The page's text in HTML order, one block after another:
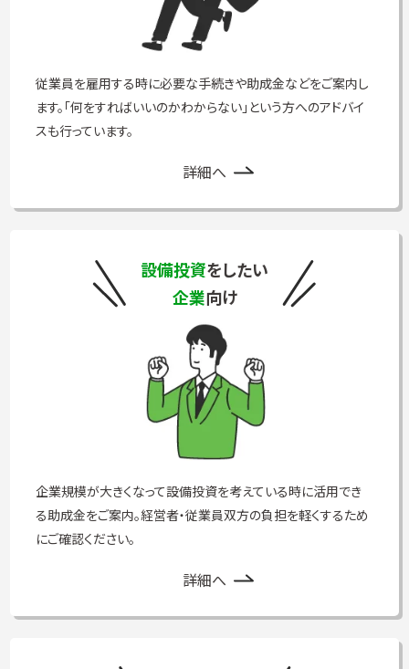
従業員を雇用する時に必要な手続きや助成金などをご案内し
ます。「何をすればいいのかわからない」という方へのアドバイ
スも行っています。
詳細へ
設備投資をしたい
企業向け
企業規模が大きくなって設備投資を考えている時に活用でき
る助成金をご案内。経営者・従業員双方の負担を軽くするため
にご確認ください。
詳細へ